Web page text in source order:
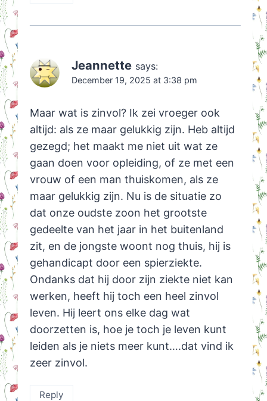
Jeannette says:
December 19, 2025 at 3:38 pm
Maar wat is zinvol? Ik zei vroeger ook
altijd: als ze maar gelukkig zijn. Heb altijd
gezegd; het maakt me niet uit wat ze
gaan doen voor opleiding, of ze met een
vrouw of een man thuiskomen, als ze
maar gelukkig zijn. Nu is de situatie zo
dat onze oudste zoon het grootste
gedeelte van het jaar in het buitenland
zit, en de jongste woont nog thuis, hij is
gehandicapt door een spierziekte.
Ondanks dat hij door zijn ziekte niet kan
werken, heeft hij toch een heel zinvol
leven. Hij leert ons elke dag wat
doorzetten is, hoe je toch je leven kunt
leiden als je niets meer kunt….dat vind ik
zeer zinvol.
Reply